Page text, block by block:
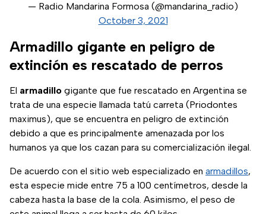
— Radio Mandarina Formosa (@mandarina_radio)
October 3, 2021
Armadillo gigante en peligro de
extinción es rescatado de perros
El armadillo gigante que fue rescatado en Argentina se
trata de una especie llamada tatú carreta (Priodontes
maximus), que se encuentra en peligro de extinción
debido a que es principalmente amenazada por los
humanos ya que los cazan para su comercialización ilegal.
De acuerdo con el sitio web especializado en armadillos,
esta especie mide entre 75 a 100 centímetros, desde la
cabeza hasta la base de la cola. Asimismo, el peso de